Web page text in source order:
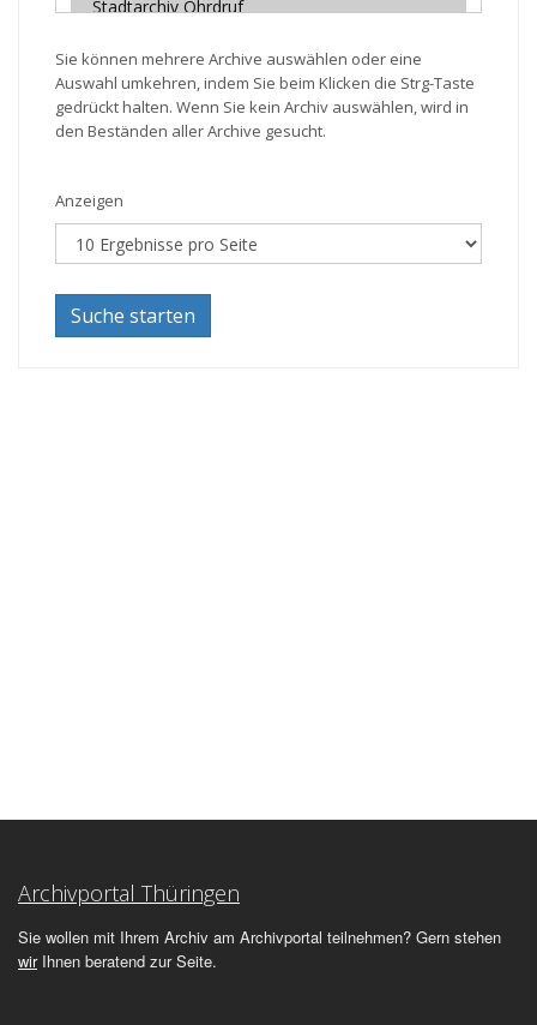
Sie können mehrere Archive auswählen oder eine
Auswahl umkehren, indem Sie beim Klicken die Strg-Taste
gedrückt halten. Wenn Sie kein Archiv auswählen, wird in
den Beständen aller Archive gesucht.
Anzeigen
Suche starten
Archivportal Thüringen
Sie wollen mit Ihrem Archiv am Archivportal teilnehmen? Gern stehen
wirIhnen beratend zur Seite.